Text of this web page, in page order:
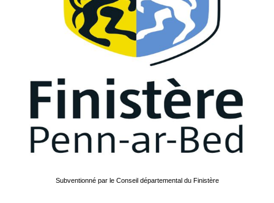
Subventionné par le Conseil départemental du Finistère